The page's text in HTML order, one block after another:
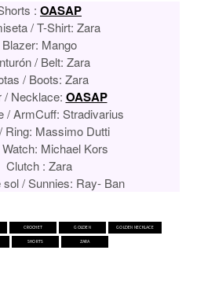
: OASAP
/ T-Shirt: Zara
Blazer: Mango
/ Belt: Zara
/ Boots: Zara
/ Necklace: OASAP
/ ArmCuff: Stradivarius
Ring: Massimo Dutti
Michael Kors
Clutch : Zara
sol / Sunnies: Ray- Ban
CROCHET GOLDEN GOLDEN NECKLACE
SHORTS ZARA